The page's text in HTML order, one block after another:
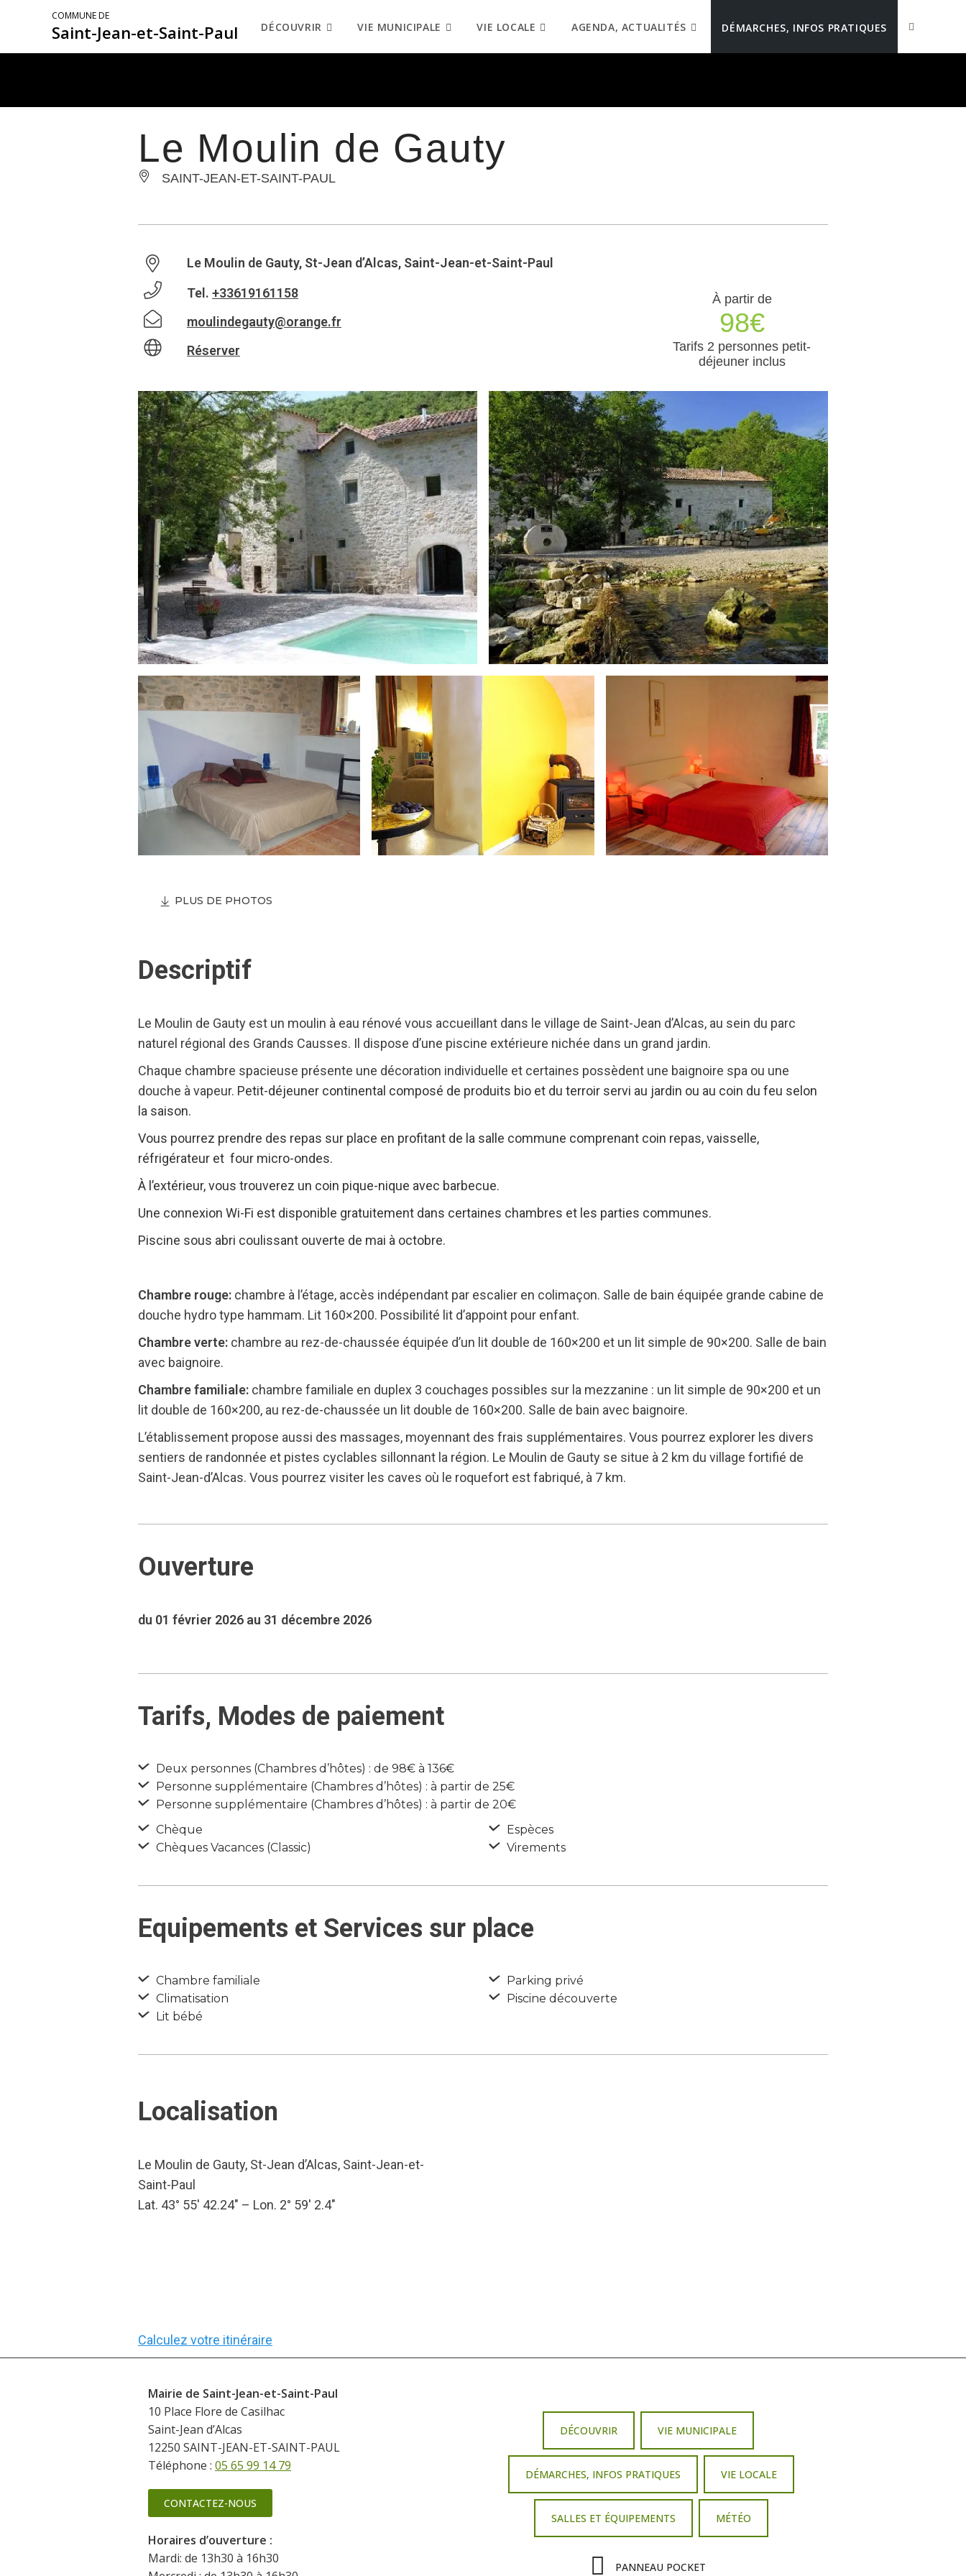
COMMUNE DE
Saint-Jean-et-Saint-Paul DÉCOUVRIR VIE MUNICIPALE VIE LOCALE AGENDA, ACTUALITÉS DÉMARCHES, INFOS PRATIQUES
Le Moulin de Gauty
SAINT-JEAN-ET-SAINT-PAUL
Le Moulin de Gauty, St-Jean d’Alcas, Saint-Jean-et-Saint-Paul
Tel. +33619161158
moulindegauty@orange.fr
Réserver
À partir de
98€
Tarifs 2 personnes petit-
déjeuner inclus
PLUS DE PHOTOS
Descriptif
Le Moulin de Gauty est un moulin à eau rénové vous accueillant dans le village de Saint-Jean d’Alcas, au sein du parc
naturel régional des Grands Causses. Il dispose d’une piscine extérieure nichée dans un grand jardin.
Chaque chambre spacieuse présente une décoration individuelle et certaines possèdent une baignoire spa ou une
douche à vapeur. Petit-déjeuner continental composé de produits bio et du terroir servi au jardin ou au coin du feu selon
la saison.
Vous pourrez prendre des repas sur place en profitant de la salle commune comprenant coin repas, vaisselle,
réfrigérateur et four micro-ondes.
À l’extérieur, vous trouverez un coin pique-nique avec barbecue.
Une connexion Wi-Fi est disponible gratuitement dans certaines chambres et les parties communes.
Piscine sous abri coulissant ouverte de mai à octobre.
Chambre rouge: chambre à l’étage, accès indépendant par escalier en colimaçon. Salle de bain équipée grande cabine de
douche hydro type hammam. Lit 160×200. Possibilité lit d’appoint pour enfant.
Chambre verte: chambre au rez-de-chaussée équipée d’un lit double de 160×200 et un lit simple de 90×200. Salle de bain
avec baignoire.
Chambre familiale: chambre familiale en duplex 3 couchages possibles sur la mezzanine : un lit simple de 90×200 et un
lit double de 160×200, au rez-de-chaussée un lit double de 160×200. Salle de bain avec baignoire.
L’établissement propose aussi des massages, moyennant des frais supplémentaires. Vous pourrez explorer les divers
sentiers de randonnée et pistes cyclables sillonnant la région. Le Moulin de Gauty se situe à 2 km du village fortifié de
Saint-Jean-d’Alcas. Vous pourrez visiter les caves où le roquefort est fabriqué, à 7 km.
Ouverture
du 01 février 2026 au 31 décembre 2026
Tarifs, Modes de paiement
Deux personnes (Chambres d’hôtes) : de 98€ à 136€
Personne supplémentaire (Chambres d’hôtes) : à partir de 25€
Personne supplémentaire (Chambres d’hôtes) : à partir de 20€
Chèque
Chèques Vacances (Classic)
Espèces
Virements
Equipements et Services sur place
Chambre familiale
Climatisation
Lit bébé
Parking privé
Piscine découverte
Localisation
Le Moulin de Gauty, St-Jean d’Alcas, Saint-Jean-et-
Saint-Paul
Lat. 43° 55′ 42.24″ – Lon. 2° 59′ 2.4″
Calculez votre itinéraire
Mairie de Saint-Jean-et-Saint-Paul
10 Place Flore de Casilhac
Saint-Jean d’Alcas
12250 SAINT-JEAN-ET-SAINT-PAUL
Téléphone : 05 65 99 14 79
CONTACTEZ-NOUS
Horaires d’ouverture :
Mardi: de 13h30 à 16h30
DÉCOUVRIR VIE MUNICIPALE
DÉMARCHES, INFOS PRATIQUES VIE LOCALE
SALLES ET ÉQUIPEMENTS MÉTÉO
PANNEAU POCKET